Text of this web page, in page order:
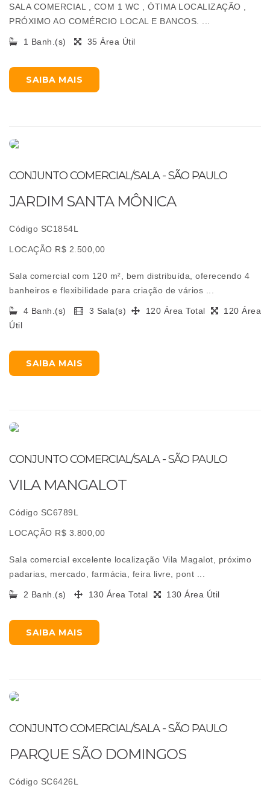
SALA COMERCIAL , COM 1 WC , ÓTIMA LOCALIZAÇÃO ,
PRÓXIMO AO COMÉRCIO LOCAL E BANCOS. ...
1 Banh.(s) 35 Área Útil
SAIBA MAIS
CONJUNTO COMERCIAL/SALA - SÃO PAULO
JARDIM SANTA MÔNICA
Código SC1854L
LOCAÇÃO R$ 2.500,00
Sala comercial com 120 m², bem distribuída, oferecendo 4
banheiros e flexibilidade para criação de vários ...
4 Banh.(s) 3 Sala(s) 120 Área Total
120 Área
Útil
SAIBA MAIS
CONJUNTO COMERCIAL/SALA - SÃO PAULO
VILA MANGALOT
Código SC6789L
LOCAÇÃO R$ 3.800,00
Sala comercial excelente localização Vila Magalot, próximo
padarias, mercado, farmácia, feira livre, pont ...
2 Banh.(s) 130 Área Total 130 Área Útil
SAIBA MAIS
CONJUNTO COMERCIAL/SALA - SÃO PAULO
PARQUE SÃO DOMINGOS
Código SC6426L